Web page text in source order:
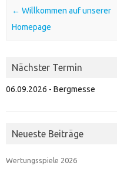
Post navigation
← Willkommen auf unserer
Homepage
Nächster Termin
06.09.2026 - Bergmesse
Neueste Beiträge
Wertungsspiele 2026